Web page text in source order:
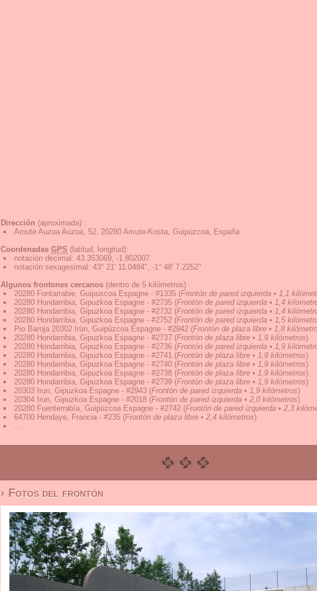
Dirección (aproximada) :
Amute Auzoa Auzoa, 52, 20280 Amute-Kosta, Guipúzcoa, España
Coordenadas GPS (latitud, longitud):
notación decimal : 43.353069, -1.802007
notación sexagesimal : 43° 21' 11.0484", -1° 48' 7.2252"
Algunos frontones cercanos (dentro de 5 kilómetros)
20280 Fontarrabie, Guipuscoa Espagne - #1335 (Frontón de pared izquierda • 1,1
20280 Hondarribia, Gipuzkoa Espagne - #2735 (Frontón de pared izquierda • 1,4
20280 Hondarribia, Gipuzkoa Espagne - #2732 (Frontón de pared izquierda • 1,4
20280 Hondarribia, Gipuzkoa Espagne - #2752 (Frontón de pared izquierda • 1,5
Pio Baroja 20302 Irún, Guipúzcoa Espagne - #2942 (Frontón de plaza libre • 1,8
20280 Hondarribia, Gipuzkoa Espagne - #2737 (Frontón de plaza libre • 1,9 kilómetros)
20280 Hondarribia, Gipuzkoa Espagne - #2736 (Frontón de pared izquierda • 1,9
20280 Hondarribia, Gipuzkoa Espagne - #2741 (Frontón de plaza libre • 1,9 kilómetros)
20280 Hondarribia, Gipuzkoa Espagne - #2740 (Frontón de plaza libre • 1,9 kilómetros)
20280 Hondarribia, Gipuzkoa Espagne - #2738 (Frontón de plaza libre • 1,9 kilómetros)
20280 Hondarribia, Gipuzkoa Espagne - #2739 (Frontón de plaza libre • 1,9 kilómetros)
20303 Irun, Gipuzkoa Espagne - #2943 (Frontón de pared izquierda • 1,9 kilómetros)
20304 Irun, Gipuzkoa Espagne - #2018 (Frontón de pared izquierda • 2,0 kilómetros)
20280 Fuenterrabía, Guipúzcoa Espagne - #2742 (Frontón de pared izquierda • 2,3
64700 Hendaye, Francia - #235 (Frontón de plaza libre • 2,4 kilómetros)
...
› Fotos del frontón